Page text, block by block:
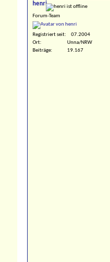
henri
Forum-Team
Registriert seit
07.2004
Ort
Unna/NRW
Beiträge
19.167